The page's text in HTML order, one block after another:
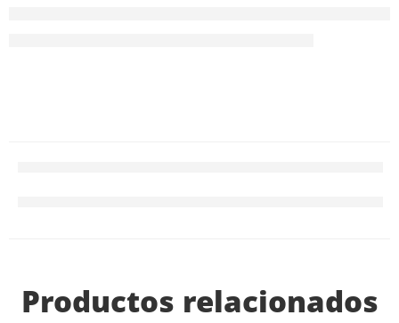
Productos relacionados